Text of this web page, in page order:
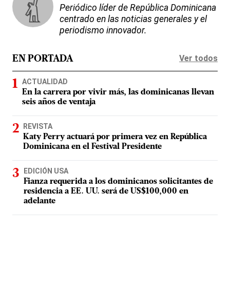
Periódico líder de República Dominicana
centrado en las noticias generales y el
periodismo innovador.
EN PORTADA Ver todos
ACTUALIDAD
En la carrera por vivir más, las dominicanas llevan
seis años de ventaja
REVISTA
Katy Perry actuará por primera vez en República
Dominicana en el Festival Presidente
EDICIÓN USA
Fianza requerida a los dominicanos solicitantes de
residencia a EE. UU. será de US$100,000 en
adelante